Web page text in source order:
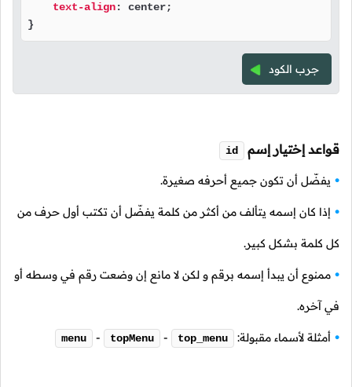
text-align: center;
}
جرب الكود
قواعد إختيار إسم id
يفضّل أن تكون جميع أحرفه صغيرة.
إذا كان إسمه يتألف من أكثر من كلمة يفضّل أن تكتب أول حرف من
كل كلمة بشكل كبير.
ممنوع أن يبدأ إسمه برقم و لكن لا مانع إن وضعت رقم في وسطه أو
في آخره.
أمثلة لأسماء مقبولة: top_menu
-
topMenu
-
menu